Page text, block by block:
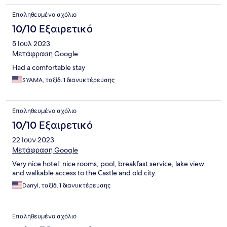
Επαληθευμένο σχόλιο
10/10 Εξαιρετικό
5 Ιουλ 2023
Μετάφραση Google
Had a comfortable stay
SYAMA, ταξίδι 1 διανυκτέρευσης
Επαληθευμένο σχόλιο
10/10 Εξαιρετικό
22 Ιουν 2023
Μετάφραση Google
Very nice hotel: nice rooms, pool, breakfast service, lake view
and walkable access to the Castle and old city.
Darryl, ταξίδι 1 διανυκτέρευσης
Επαληθευμένο σχόλιο